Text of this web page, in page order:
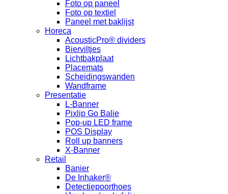
Foto op paneel
Foto op textiel
Paneel met baklijst
Horeca
AcousticPro® dividers
Bierviltjes
Lichtbakplaat
Placemats
Scheidingswanden
Wandframe
Presentatie
L-Banner
Pixlip Go Balie
Pop-up LED frame
POS Display
Roll up banners
X-Banner
Retail
Banier
De Inhaker®
Detectiepoorthoes